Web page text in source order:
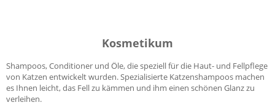
Kosmetikum
Shampoos, Conditioner und Öle, die speziell für die Haut- und Fellpflege
von Katzen entwickelt wurden. Spezialisierte Katzenshampoos machen
es Ihnen leicht, das Fell zu kämmen und ihm einen schönen Glanz zu
verleihen.